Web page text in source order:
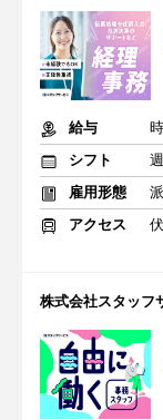
給与
シフト
雇用形態
アクセス
株式会社スタッフ